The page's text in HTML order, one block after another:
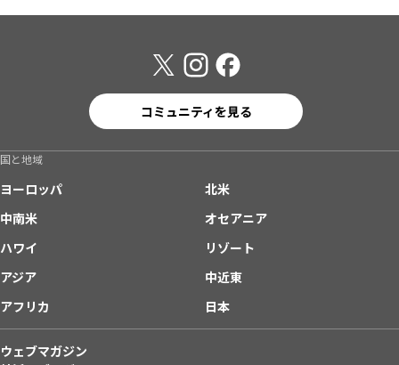
コミュニティを見る
国と地域
ヨーロッパ
北米
中南米
オセアニア
ハワイ
リゾート
アジア
中近東
アフリカ
日本
ウェブマガジン